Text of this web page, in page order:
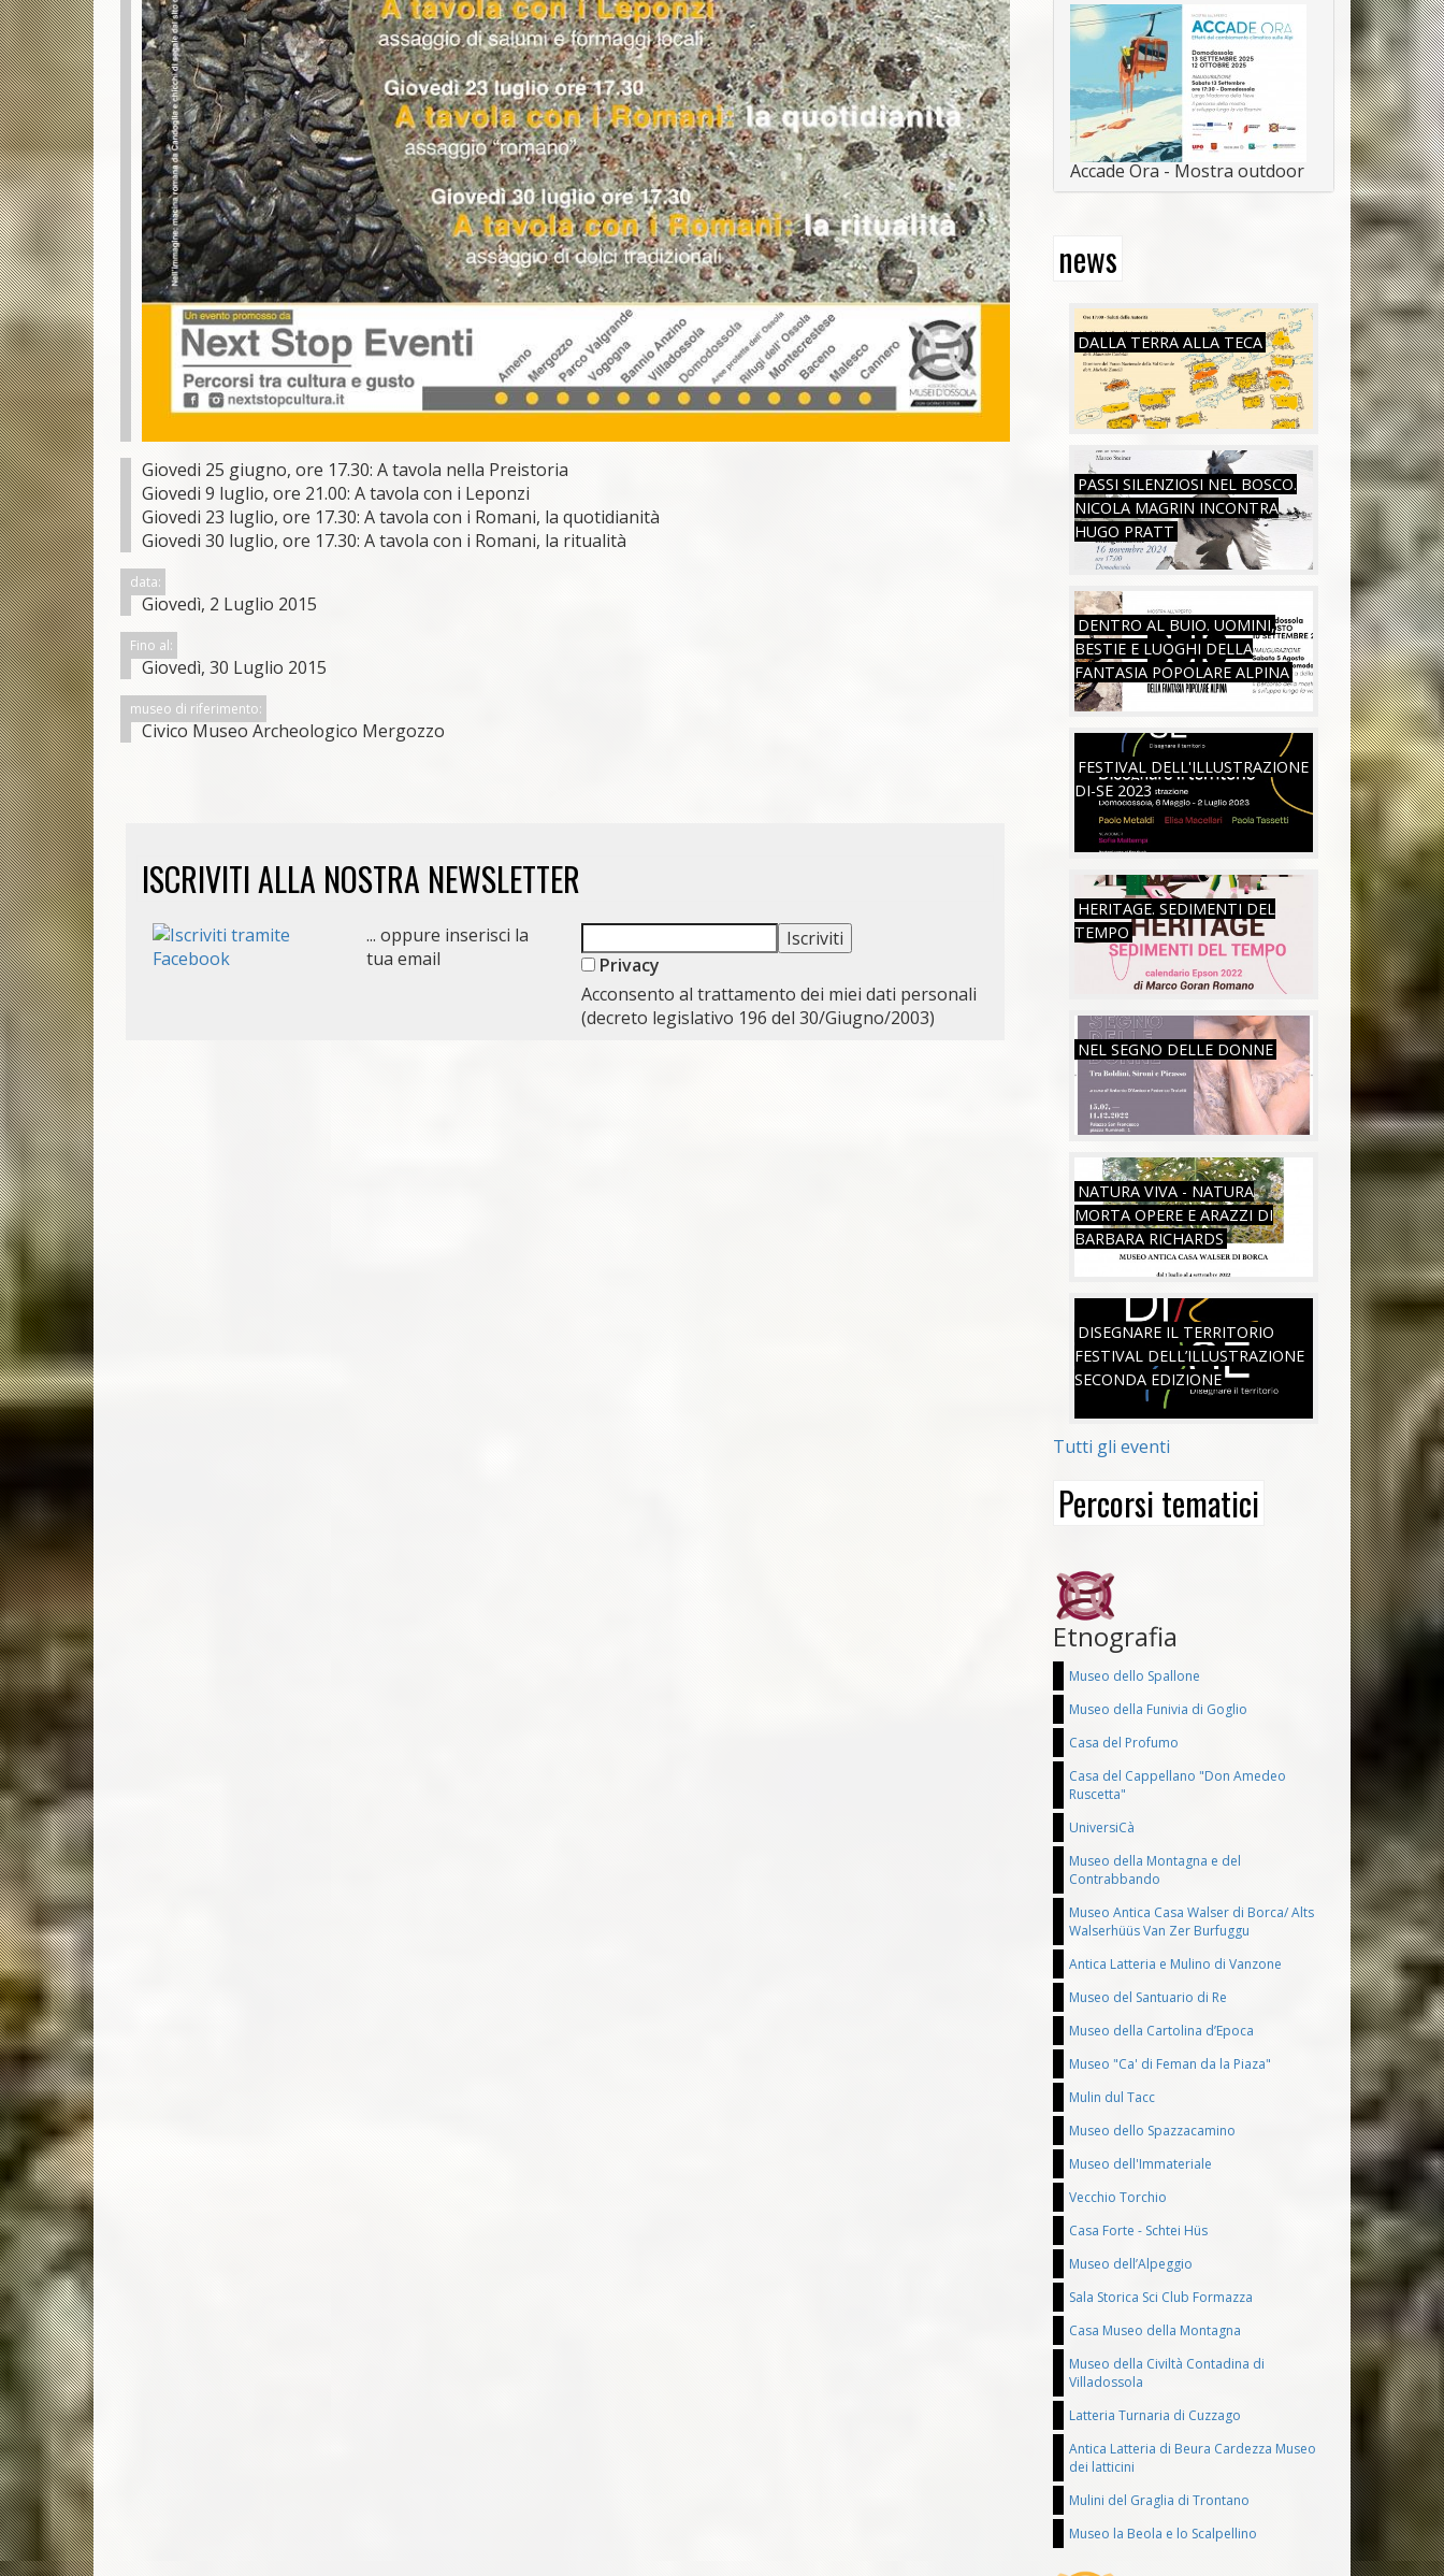
Giovedi 25 giugno, ore 17.30: A tavola nella Preistoria
Giovedi 9 luglio, ore 21.00: A tavola con i Leponzi
Giovedi 23 luglio, ore 17.30: A tavola con i Romani, la quotidianità
Giovedi 30 luglio, ore 17.30: A tavola con i Romani, la ritualità
data:
Giovedì, 2 Luglio 2015
Fino al:
Giovedì, 30 Luglio 2015
museo di riferimento:
Civico Museo Archeologico Mergozzo
ISCRIVITI ALLA NOSTRA NEWSLETTER
... oppure inserisci la
tua email
Privacy
Acconsento al trattamento dei miei dati personali
(decreto legislativo 196 del 30/Giugno/2003)
Accade Ora - Mostra outdoor
news
DALLA TERRA ALLA TECA
SAB, 26/07/2025
PASSI SILENZIOSI NEL BOSCO.
NICOLA MAGRIN INCONTRA
HUGO PRATT
SAB, 16/11/2024
DENTRO AL BUIO. UOMINI,
BESTIE E LUOGHI DELLA
FANTASIA POPOLARE ALPINA
SAB, 05/08/2023
FESTIVAL DELL'ILLUSTRAZIONE
DI-SE 2023
SAB, 06/05/2023
HERITAGE. SEDIMENTI DEL
TEMPO
MAR, 26/07/2022
NEL SEGNO DELLE DONNE
VEN, 15/07/2022
NATURA VIVA - NATURA
MORTA OPERE E ARAZZI DI
BARBARA RICHARDS
VEN, 01/07/2022
DISEGNARE IL TERRITORIO
FESTIVAL DELL’ILLUSTRAZIONE
SECONDA EDIZIONE
SAB, 18/06/2022
Tutti gli eventi
Percorsi tematici
Etnografia
Museo dello Spallone
Museo della Funivia di Goglio
Casa del Profumo
Casa del Cappellano "Don Amedeo
Ruscetta"
UniversiCà
Museo della Montagna e del
Contrabbando
Museo Antica Casa Walser di Borca/ Alts
Walserhüüs Van Zer Burfuggu
Antica Latteria e Mulino di Vanzone
Museo del Santuario di Re
Museo della Cartolina d’Epoca
Museo "Ca' di Feman da la Piaza"
Mulin dul Tacc
Museo dello Spazzacamino
Museo dell'Immateriale
Vecchio Torchio
Casa Forte - Schtei Hüs
Museo dell’Alpeggio
Sala Storica Sci Club Formazza
Casa Museo della Montagna
Museo della Civiltà Contadina di
Villadossola
Latteria Turnaria di Cuzzago
Antica Latteria di Beura Cardezza Museo
dei latticini
Mulini del Graglia di Trontano
Museo la Beola e lo Scalpellino